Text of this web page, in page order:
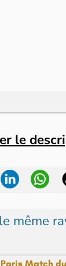
le
même
Paris Match du